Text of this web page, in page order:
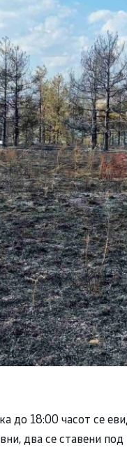
до 18:00 часот се
два се ставени